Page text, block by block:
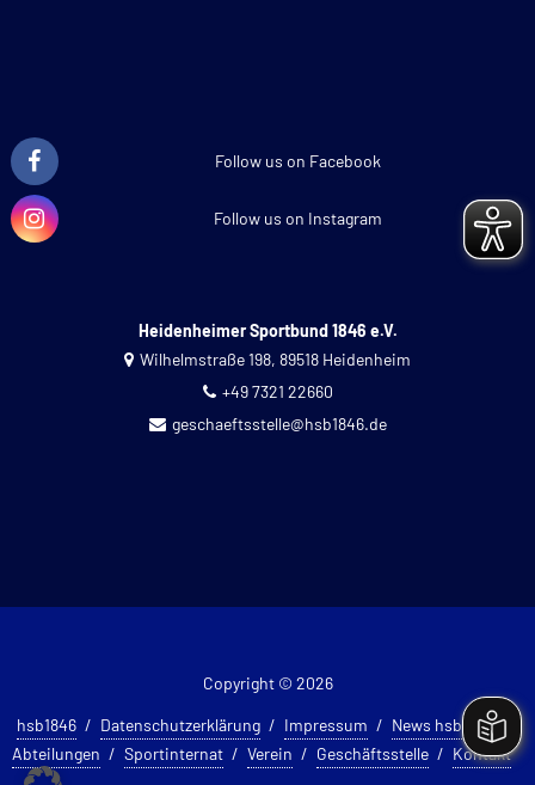
Follow us on Facebook
Follow us on Instagram
Heidenheimer Sportbund 1846 e.V.
Wilhelmstraße 198, 89518 Heidenheim
+49 7321 22660
geschaeftsstelle@hsb1846.de
Copyright © 2026
hsb1846 Datenschutzerklärung Impressum
News hsb 1846
Abteilungen
Sportinternat Verein Geschäftsstelle Kontakt